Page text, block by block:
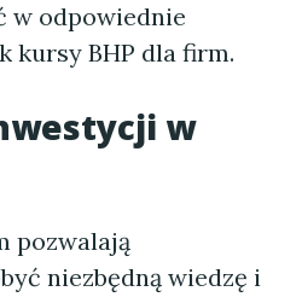
w odpowiednie
kursy BHP dla firm.
w
pozwalają
niezbędną wiedzę i